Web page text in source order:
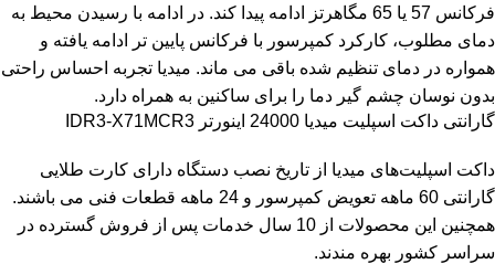
فرکانس 57 یا 65 مگاهرتز ادامه پیدا کند. در ادامه با رسیدن محیط به
دمای مطلوب، کارکرد کمپرسور با فرکانس پایین تر ادامه یافته و
همواره در دمای تنظیم شده باقی می ماند. میدیا تجربه احساس راحتی
بدون نوسان چشم گیر دما را برای ساکنین به همراه دارد.
گارانتی داکت اسپلیت میدیا 24000 اینورتر IDR3-X71MCR3
داکت اسپلیت‌های میدیا از تاریخ نصب دستگاه دارای کارت طلایی
گارانتی 60 ماهه تعویض کمپرسور و 24 ماهه قطعات فنی می باشند.
همچنین این محصولات از 10 سال خدمات پس از فروش گسترده در
سراسر کشور بهره مندند.